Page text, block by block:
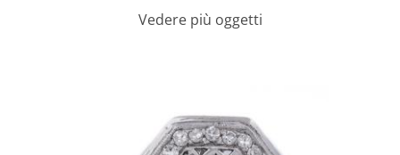
Vedere più oggetti